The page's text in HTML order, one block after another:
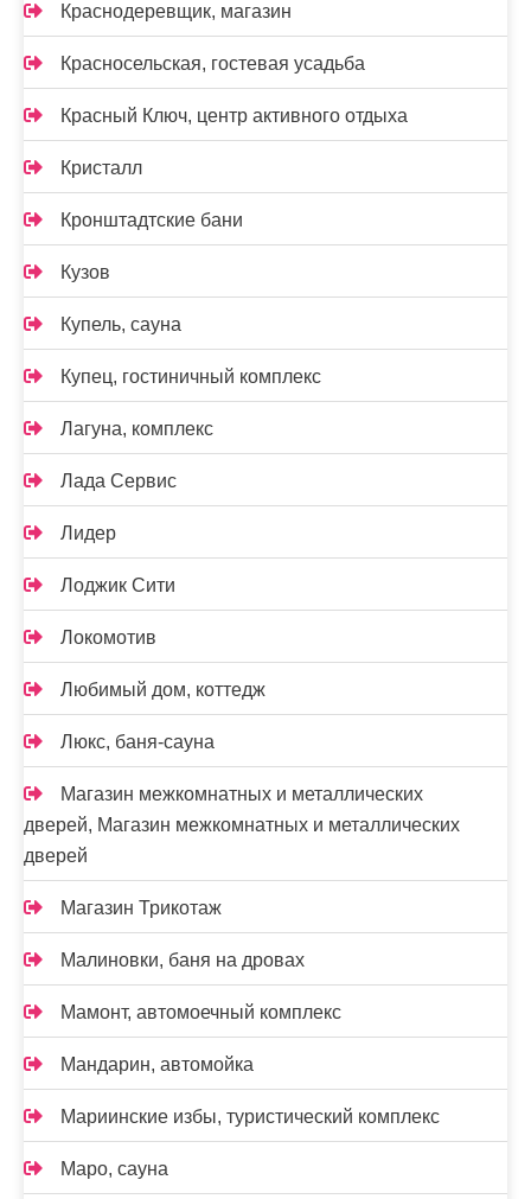
Краснодеревщик, магазин
Красносельская, гостевая усадьба
Красный Ключ, центр активного отдыха
Кристалл
Кронштадтские бани
Кузов
Купель, сауна
Купец, гостиничный комплекс
Лагуна, комплекс
Лада Сервис
Лидер
Лоджик Сити
Локомотив
Любимый дом, коттедж
Люкс, баня-сауна
Магазин межкомнатных и металлических
дверей, Магазин межкомнатных и металлических
дверей
Магазин Трикотаж
Малиновки, баня на дровах
Мамонт, автомоечный комплекс
Мандарин, автомойка
Мариинские избы, туристический комплекс
Маро, сауна